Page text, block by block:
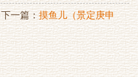
下一篇：摸鱼儿（景定庚申
会使君陈碧栖）